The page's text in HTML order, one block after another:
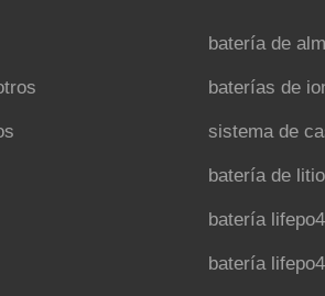
baterías de
sistema de
batería de
batería
batería